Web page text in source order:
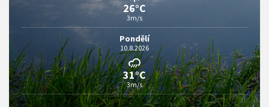
26°C
3m/s
Pondělí
10.8.2026
31°C
3m/s